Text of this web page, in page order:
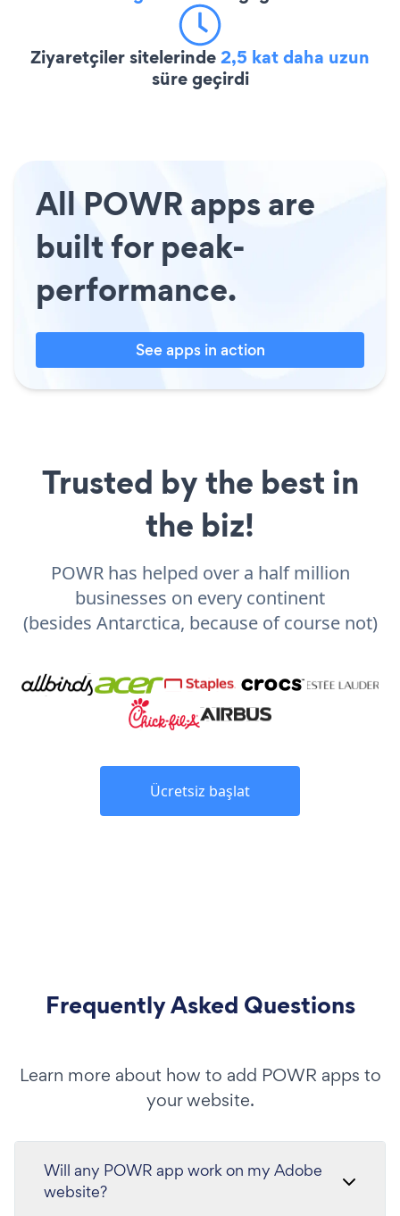
Ziyaretçiler sitelerinde2,5 kat daha uzun
süre geçirdi
All POWR apps are
built for peak-
performance.
See apps in action
Trusted by the best in
the biz!
POWR has helped over a half million
businesses on every continent
(besides Antarctica, because of course not)
Ücretsiz başlat
Frequently Asked Questions
Learn more about how to add POWR apps to
your website.
Will any POWR app work on my Adobe
website?